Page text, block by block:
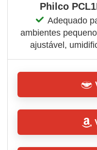
Philco
Adequado
ambientes
ajustável,